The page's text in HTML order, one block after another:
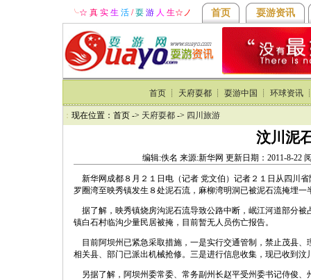
╰☆ 真 实 生 活 /耍 游人 生☆ ノ 首页 耍游资讯
首页 ┊ 天府耍都 ┊ 耍游中国 ┊ 环球资讯
： 现在位置：首页 -> 天府耍都 -> 四川旅游
汶川泥
编辑:佚名 来源:新华网 更新日期：2011-8-22
新华网成都８月２１日电（记者 党文伯）记者２１日从四川
罗圈湾至映秀镇发生８处泥石流，麻柳湾明洞已被泥石流掩埋一
据了解，映秀镇烧房沟泥石流导致公路中断，岷江河道部分
镇白石村临沟少量民居被掩，目前暂无人员伤亡报告。
目前阿坝州已紧急采取措施，一是实行交通管制，禁止茂县
相关县、部门已派出机械抢修。三是进行信息收集，现已收到
另据了解，阿坝州委常委、常务副州长赵平受州委书记侍俊